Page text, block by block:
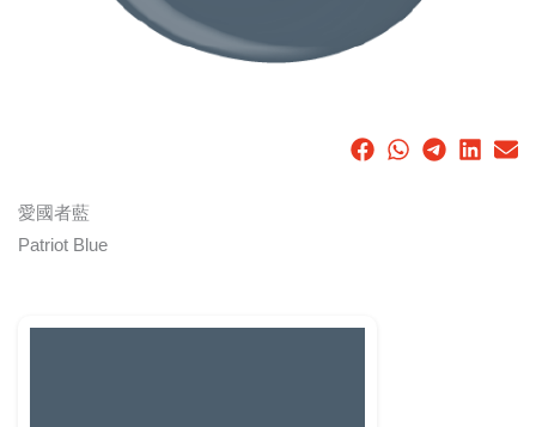
愛國者藍
Patriot Blue